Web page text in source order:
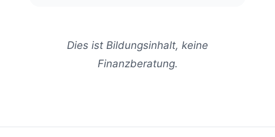
Dies ist Bildungsinhalt, keine
Finanzberatung.